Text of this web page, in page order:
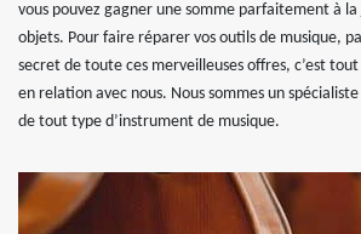
vous pouvez gagner une somme parfaitement à la
objets. Pour faire réparer vos outils de musique,
secret de toute ces merveilleuses offres, c’est
en relation avec nous. Nous sommes un
de tout type d’instrument de musique.